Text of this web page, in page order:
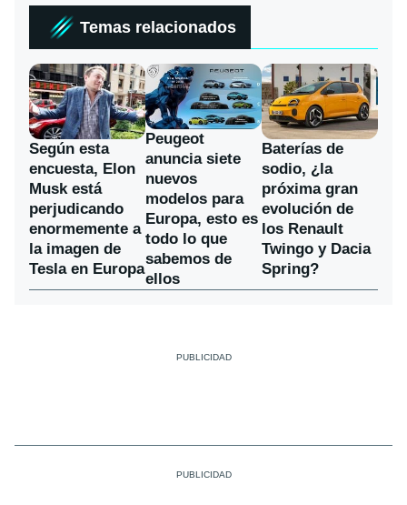
Temas relacionados
Según esta
encuesta, Elon
Musk está
perjudicando
enormemente a
la imagen de
Tesla en Europa
Peugeot
anuncia siete
nuevos
modelos para
Europa, esto es
todo lo que
sabemos de
ellos
Baterías de
sodio, ¿la
próxima gran
evolución de
los Renault
Twingo y Dacia
Spring?